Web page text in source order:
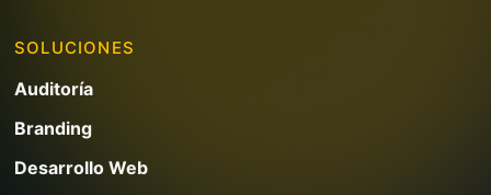
SOLUCIONES
Auditoría
Branding
Desarrollo Web